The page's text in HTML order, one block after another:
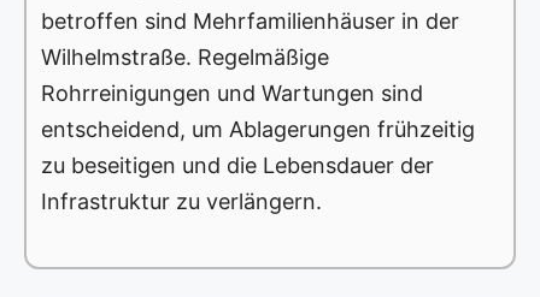
betroffen sind Mehrfamilienhäuser in der
Wilhelmstraße. Regelmäßige
Rohrreinigungen und Wartungen sind
entscheidend, um Ablagerungen frühzeitig
zu beseitigen und die Lebensdauer der
Infrastruktur zu verlängern.